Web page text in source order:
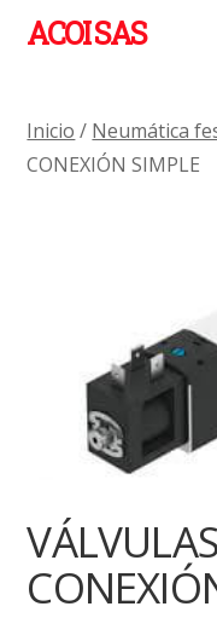
ACOI SAS
Inicio / Neumática
CONEXIÓN SIMPLE